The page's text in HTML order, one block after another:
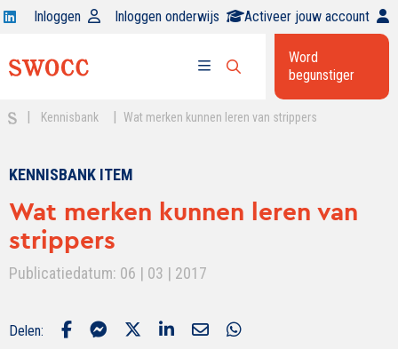
Open
op
Inloggen Inloggen onderwijs Activeer jouw account
menu
Open
zoekbalk
Word
begunstiger
Kennisbank Wat merken kunnen leren van strippers
KENNISBANK ITEM
Wat merken kunnen leren van
strippers
Publicatiedatum: 06 | 03 | 2017
Delen: